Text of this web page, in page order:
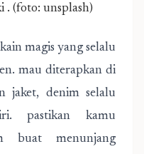
. (foto: unsplash)
magis yang selalu
mau diterapkan di
jaket, denim selalu
pastikan kamu
buat menunjang